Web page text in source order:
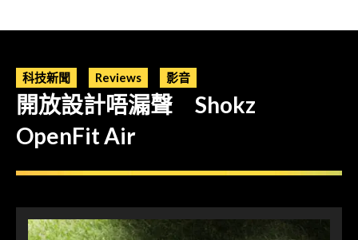
科技新聞 Reviews 影音
開放設計唔漏聲 Shokz
OpenFit Air